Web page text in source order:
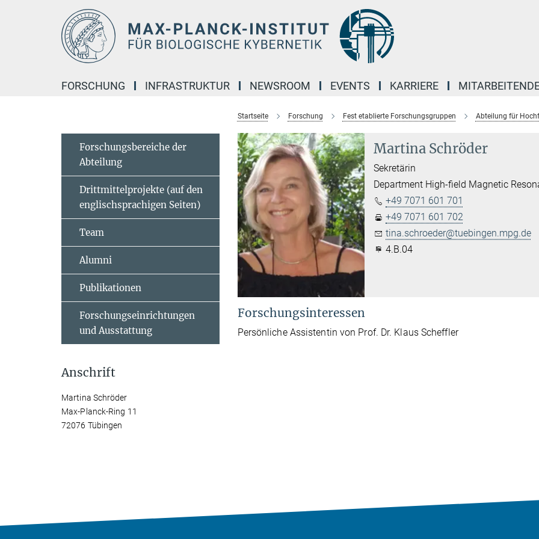
FORSCHUNG INFRASTRUKTUR NEWSROOM EVENTS KARRIERE
Startseite Forschung Fest etablierte Forschungsgruppen Abteilung für
Martina Schröder
Sekretärin
Department High-field Magnetic
+49 7071 601 701
+49 7071 601 702
tina.schroeder@tuebingen.mpg.de
4.B.04
Forschungsinteressen
Persönliche Assistentin von Prof. Dr. Klaus Scheffler
Forschungsbereiche der
Abteilung
Drittmittelprojekte (auf den
englischsprachigen Seiten)
Team
Alumni
Publikationen
Forschungseinrichtungen
und Ausstattung
Anschrift
Martina Schröder
Max-Planck-Ring 11
72076 Tübingen